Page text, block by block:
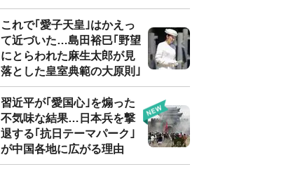
これで｢愛子天皇｣はかえっ
て近づいた…島田裕巳｢野望
にとらわれた麻生太郎が見
落とした皇室典範の大原則｣
習近平が｢愛国心｣を煽った
不気味な結果…日本兵を撃
退する｢抗日テーマパーク｣
が中国各地に広がる理由